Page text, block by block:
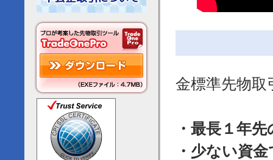
金標準先物
・最長１年
・少ない資